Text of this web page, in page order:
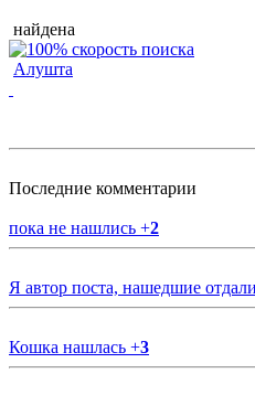
найдена
Алушта
Последние комментарии
пока не нашлись +2
Я автор поста, нашедшие
Кошка нашлась +3